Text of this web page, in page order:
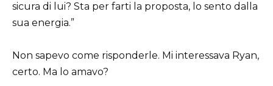
sicura di lui? Sta per farti la proposta, lo sento dalla
sua energia.”
Non sapevo come risponderle. Mi interessava Ryan,
certo. Ma lo amavo?